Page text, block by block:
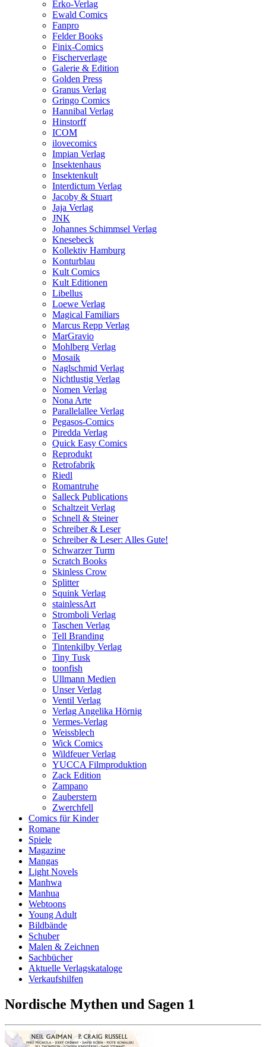
Erko-Verlag
Ewald Comics
Fanpro
Felder Books
Finix-Comics
Fischerverlage
Galerie & Edition
Golden Press
Granus Verlag
Gringo Comics
Hannibal Verlag
Hinstorff
ICOM
ilovecomics
Impian Verlag
Insektenhaus
Insektenkult
Interdictum Verlag
Jacoby & Stuart
Jaja Verlag
JNK
Johannes Schimmsel Verlag
Knesebeck
Kollektiv Hamburg
Konturblau
Kult Comics
Kult Editionen
Libellus
Loewe Verlag
Magical Familiars
Marcus Repp Verlag
MarGravio
Mohlberg Verlag
Mosaik
Naglschmid Verlag
Nichtlustig Verlag
Nomen Verlag
Nona Arte
Parallelallee Verlag
Pegasos-Comics
Piredda Verlag
Quick Easy Comics
Reprodukt
Retrofabrik
Riedl
Romantruhe
Salleck Publications
Schaltzeit Verlag
Schnell & Steiner
Schreiber & Leser
Schreiber & Leser: Alles Gute!
Schwarzer Turm
Scratch Books
Skinless Crow
Splitter
Squink Verlag
stainlessArt
Stromboli Verlag
Taschen Verlag
Tell Branding
Tintenkilby Verlag
Tiny Tusk
toonfish
Ullmann Medien
Unser Verlag
Ventil Verlag
Verlag Angelika Hörnig
Vermes-Verlag
Weissblech
Wick Comics
Wildfeuer Verlag
YUCCA Filmproduktion
Zack Edition
Zampano
Zauberstern
Zwerchfell
Comics für Kinder
Romane
Spiele
Magazine
Mangas
Light Novels
Manhwa
Manhua
Webtoons
Young Adult
Bildbände
Schuber
Malen & Zeichnen
Sachbücher
Aktuelle Verlagskataloge
Verkaufshilfen
Nordische Mythen und Sagen 1